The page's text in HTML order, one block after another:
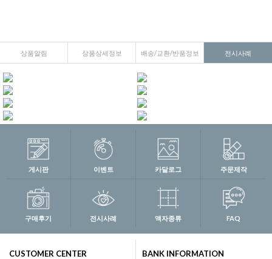
상품알림 상품상세정보 배송/교환/반품정보 전시사례
게시판 이벤트 카달로그 주문제작
구매후기 전시사례 액자종류 FAQ
CUSTOMER CENTER BANK INFORMATION